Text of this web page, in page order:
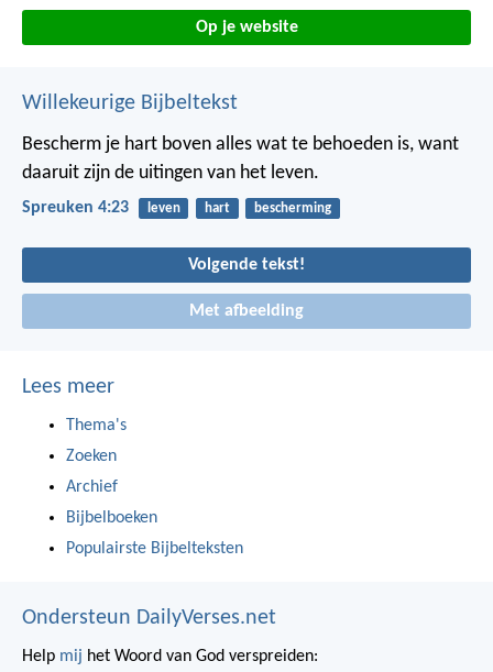
Op je website
Willekeurige Bijbeltekst
Bescherm je hart boven alles wat te behoeden is, want
daaruit zijn de uitingen van het leven.
Spreuken 4:23 leven hart bescherming
Volgende tekst!
Met afbeelding
Lees meer
Thema's
Zoeken
Archief
Bijbelboeken
Populairste Bijbelteksten
Ondersteun DailyVerses.net
Help mij het Woord van God verspreiden: